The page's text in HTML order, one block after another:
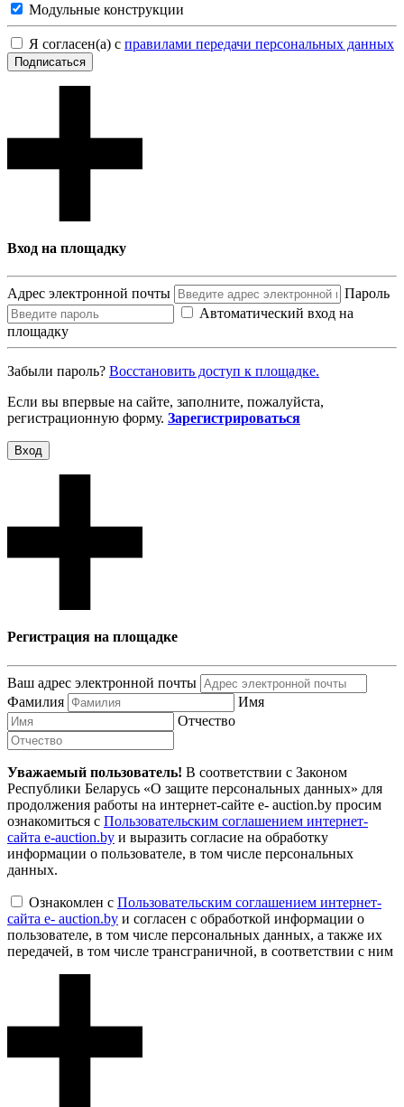
Модульные конструкции
Я согласен(а) с правилами передачи персональных данных
Подписаться
Вход на площадку
Адрес электронной почты
Пароль
Автоматический вход на
площадку
Забыли пароль? Восcтановить доступ к площадке.
Если вы впервые на сайте, заполните, пожалуйста,
регистрационную форму. Зарегистрироваться
Вход
Регистрация на площадке
Ваш адрес электронной почты
Фамилия
Имя
Отчество
Уважаемый пользователь! В соответствии с Законом
Республики Беларусь «О защите персональных данных» для
продолжения работы на интернет-сайте e- auction.by просим
ознакомиться с Пользовательским соглашением интернет-
сайта e-auction.by и выразить согласие на обработку
информации о пользователе, в том числе персональных
данных.
Ознакомлен с Пользовательским соглашением интернет-
сайта e- auction.by и согласен с обработкой информации о
пользователе, в том числе персональных данных, а также их
передачей, в том числе трансграничной, в соответствии с ним